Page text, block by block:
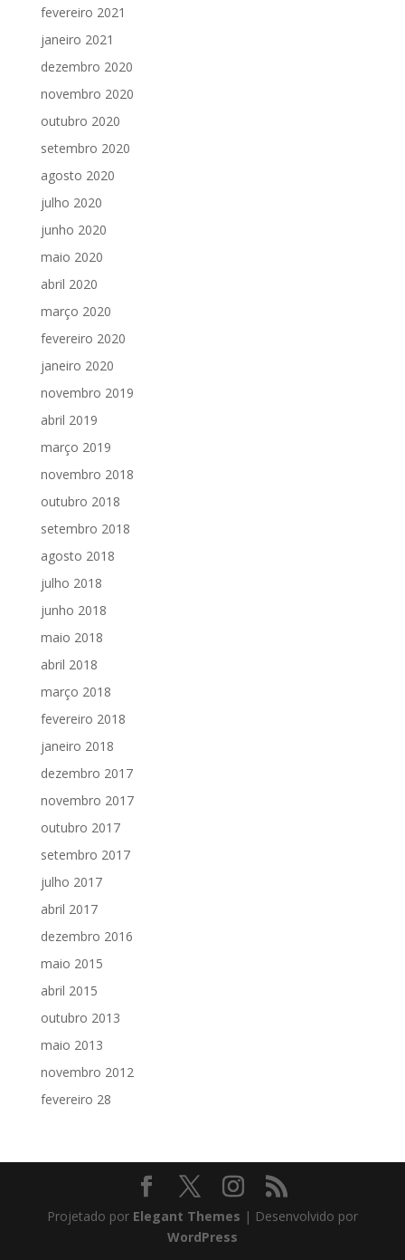
fevereiro 2021
janeiro 2021
dezembro 2020
novembro 2020
outubro 2020
setembro 2020
agosto 2020
julho 2020
junho 2020
maio 2020
abril 2020
março 2020
fevereiro 2020
janeiro 2020
novembro 2019
abril 2019
março 2019
novembro 2018
outubro 2018
setembro 2018
agosto 2018
julho 2018
junho 2018
maio 2018
abril 2018
março 2018
fevereiro 2018
janeiro 2018
dezembro 2017
novembro 2017
outubro 2017
setembro 2017
julho 2017
abril 2017
dezembro 2016
maio 2015
abril 2015
outubro 2013
maio 2013
novembro 2012
fevereiro 28
Projetado por Elegant Themes | Desenvolvido por
WordPress